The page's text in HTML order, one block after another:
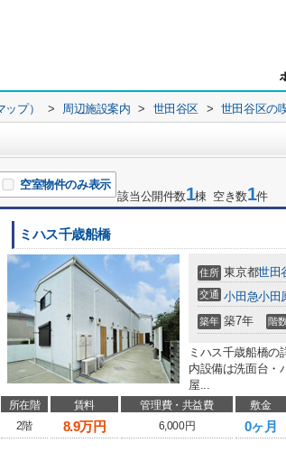
プ） > 周辺施設案内 > 世田谷区 > 世田谷区の
空室物件のみ表示
該当公開件数1棟 空き数1件
ミハス千歳船橋
住所 東京都世田
交通 小田急小田
築年 築7年 階
ミハス千歳船橋の
内設備は洗面台・
屋...
所在階 賃料 管理費・共益費 敷金
2階
8.9万円 6,000円 0ヶ月